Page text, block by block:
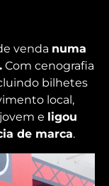
venda numa
Com cenografia
bilhetes
local,
e ligou
de marca.